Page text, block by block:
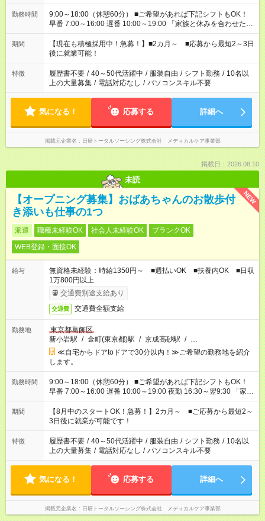
勤務時間
9:00～18:00（休憩60分） ■ご希望があれば下記シフトもOK！
早番 7:00～16:00 遅番 10:00～19:00 「家族と休みを合わせた
い」 「余裕を持って夕飯の準備がしたい」 「できれば残業はし
たくない」 など、ご希望を教えてくださいね。 ※Wワーク希望
の方へ 今ご覧のお仕事で希望する勤務時間と、もう1つのお仕事
の勤務時間。 合計で週40時間を超える場合は応募できません。
期間
【現在も積極採用中！急募！】■2カ月～ ■応募から最短2～3日
後に就業可能！
特徴 履歴書不要 / 40～50代活躍中 / 服装自由 / シフト勤務 / 10名以
上の大量募集 / 電話対応なし / パソコンスキル不要
気になる！ 応募する 詳細へ
掲載元企業名 日研トータルソーシング株式会社 メディカルケア事業部
掲載日：2026.08.10
未読
NEW
【オープニング募集】おばあちゃんのお散歩付
き添いも仕事の1つ
派遣 職種未経験OK 社会人未経験OK
ブランクOK
WEB登録・面接OK
給与
無資格未経験：時給1350円～ ■週払いOK ■扶養内OK ■日収
1万800円以上
交通費別途支給あり
交通費 交通費全額支給
勤務地
東京都葛飾区
新小岩駅 / 金町(東京都)駅 / 京成高砂駅 / …
≪自宅からドアtoドアで30分以内！≫ご希望の勤務地を紹介
します。
勤務時間
9:00～18:00（休憩60分） ■ご希望があれば下記シフトもOK！
早番 7:00～16:00 遅番 10:00～19:00 夜勤 16:30～翌9:30 「家族
と休みを合わせたい」 「余裕を持って夕飯の準備がしたい」
「できれば残業はしたくない」 など、ご希望を教えてください
ね。 ※Wワーク希望の方へ 今ご覧のお仕事で希望する勤務時間
と、もう1つのお仕事の勤務時間。 合計で週40時間を超える場
合は応募できません。
期間
【8月中のスタートOK！急募！】2カ月～ ■ご応募から最短2～
3日後に就業が可能です！
特徴 履歴書不要 / 40～50代活躍中 / 服装自由 / シフト勤務 / 10名以
上の大量募集 / 電話対応なし / パソコンスキル不要
気になる！ 応募する 詳細へ
掲載元企業名 日研トータルソーシング株式会社 メディカルケア事業部